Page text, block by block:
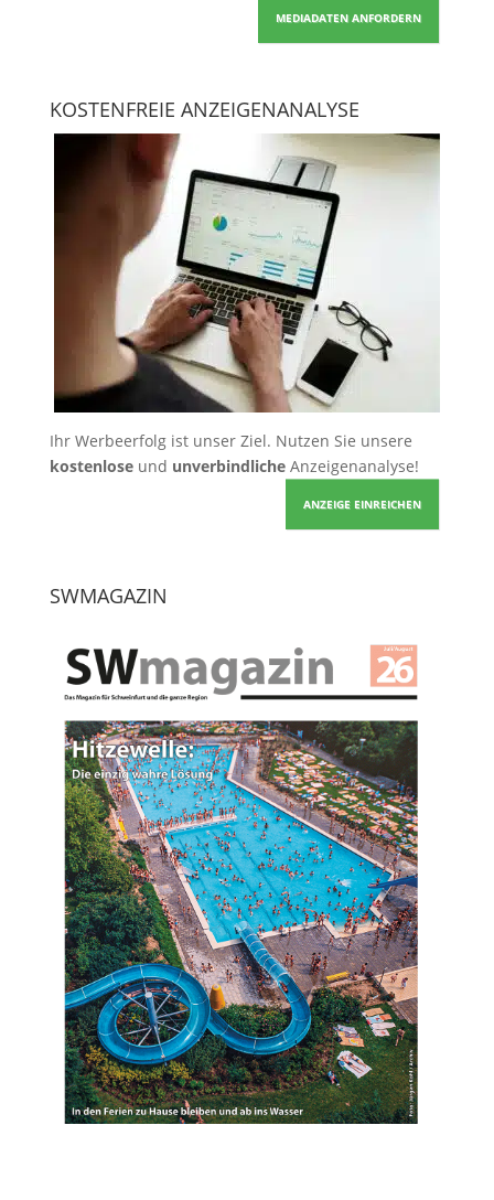
MEDIADATEN ANFORDERN
KOSTENFREIE ANZEIGENANALYSE
Ihr Werbeerfolg ist unser Ziel. Nutzen Sie unsere
kostenloseund unverbindlicheAnzeigenanalyse!
ANZEIGE EINREICHEN
SWMAGAZIN